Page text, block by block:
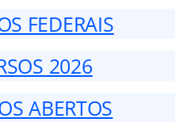
FEDERAIS
2026
ABERTOS